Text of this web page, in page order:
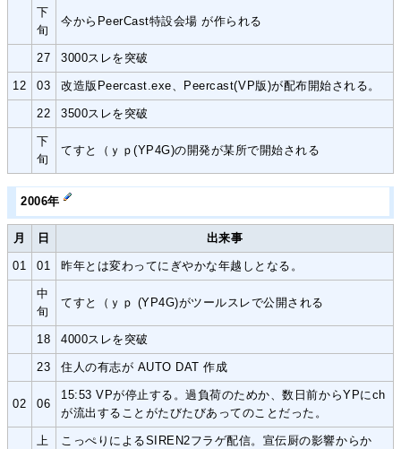
下
旬
今からPeerCast特設会場 が作られる
27 3000スレを突破
12 03 改造版Peercast.exe、Peercast(VP版)が配布開始される。
22 3500スレを突破
下
旬
てすと（ｙｐ(YP4G)の開発が某所で開始される
2006年
月 日 出来事
01 01 昨年とは変わってにぎやかな年越しとなる。
中
旬
てすと（ｙｐ (YP4G)がツールスレで公開される
18 4000スレを突破
23 住人の有志が AUTO DAT 作成
02 06
15:53 VPが停止する。過負荷のためか、数日前からYPにch
が流出することがたびたびあってのことだった。
上
こっぺりによるSIREN2フラゲ配信。宣伝厨の影響からか